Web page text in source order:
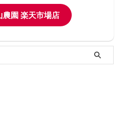
農園 楽天市場店